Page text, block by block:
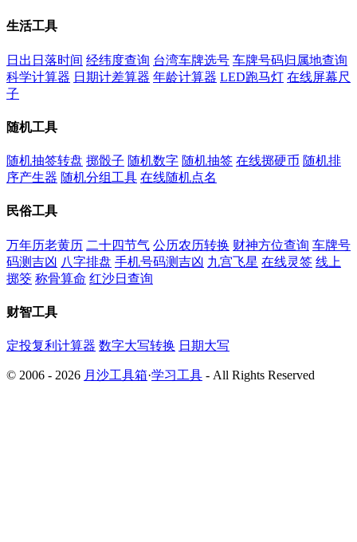
生活工具
日出日落时间 经纬度查询 台湾车牌选号 车牌号码归属地查询
科学计算器 日期计差算器 年龄计算器 LED跑马灯 在线屏幕尺
子
随机工具
随机抽签转盘 掷骰子 随机数字 随机抽签 在线掷硬币 随机排
序产生器 随机分组工具 在线随机点名
民俗工具
万年历老黄历 二十四节气 公历农历转换 财神方位查询 车牌号
码测吉凶 八字排盘 手机号码测吉凶 九宫飞星 在线灵签 线上
掷筊 称骨算命 红沙日查询
财智工具
定投复利计算器 数字大写转换 日期大写
© 2006 - 2026 月沙工具箱·学习工具 - All Rights Reserved